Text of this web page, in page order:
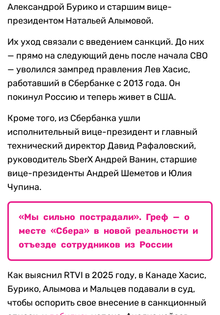
Александрой Бурико и старшим вице-
президентом Натальей Алымовой.
Их уход связали с введением санкций. До них
— прямо на следующий день после начала СВО
— уволился зампред правления Лев Хасис,
работавший в Сбербанке с 2013 года. Он
покинул Россию и теперь живет в США.
Кроме того, из Сбербанка ушли
исполнительный вице-президент и главный
технический директор Давид Рафаловский,
руководитель SberX Андрей Ванин, старшие
вице-президенты Андрей Шеметов и Юлия
Чупина.
«Мы сильно пострадали». Греф — о
месте «Сбера» в новой реальности и
отъезде сотрудников из России
Как выяснил RTVI в 2025 году, в Канаде Хасис,
Бурико, Алымова и Мальцев подавали в суд,
чтобы оспорить свое внесение в санкционный